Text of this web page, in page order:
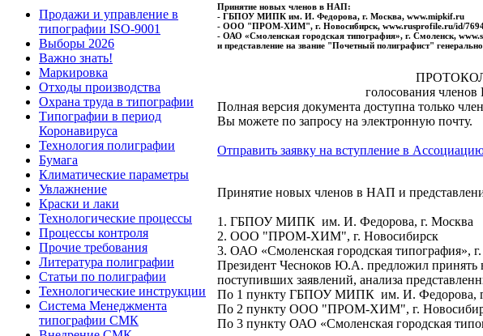
Продажи и управление в
типографии ISO-9001
Выборы 2026
Важно знать!
Маркировка
Отходы производства
Охрана труда в типографии
Типографии в период
Коронавируса
Технология полиграфии
Бумага
Климатические параметры
Увлажнение
Краски и лаки
Технологические процессы
Процессы контроля
Прочие требования
Литература полиграфии
Статьи по полиграфии
Технологические инструкции
Система Менеджмента
типографии СМК
Принятие новых членов в НАП:
- ГБПОУ МИПК им. И. Федорова, г. Москва, www.mipkif.ru
- ООО "ПРОМ-ХИМ", г. Новосибирск, www.rusprofile.ru/id/
- ОАО «Смоленская городская типография», г. Смоленск,
и представление на звание "Почетный полиграфист"
ПРОТОКОЛ
голосования
Полная версия документа доступна только
Вы можете по запросу на электронную почту.
Отправить заявку на вступление в
Принятие новых членов в НАП и
1. ГБПОУ МИПК им. И. Федорова, г. Москва
2. ООО "ПРОМ-ХИМ", г. Новосибирск
3. ОАО «Смоленская городская типография»,
Президент Чесноков Ю.А. предложил
поступивших заявлений, анализа
По 1 пункту ГБПОУ МИПК им. И. Федорова,
По 2 пункту ООО "ПРОМ-ХИМ", г.
По 3 пункту ОАО «Смоленская городская